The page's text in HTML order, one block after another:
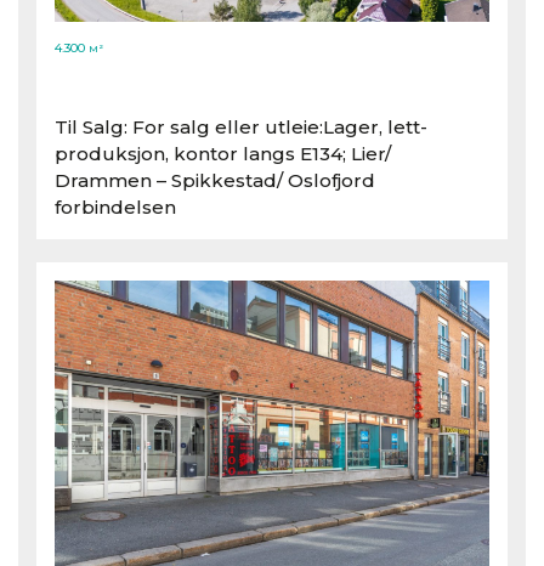
4.300 M²
Til Salg: For salg eller utleie:Lager, lett-
produksjon, kontor langs E134; Lier/​
Drammen – Spikkestad/​ Oslofjord
forbindelsen